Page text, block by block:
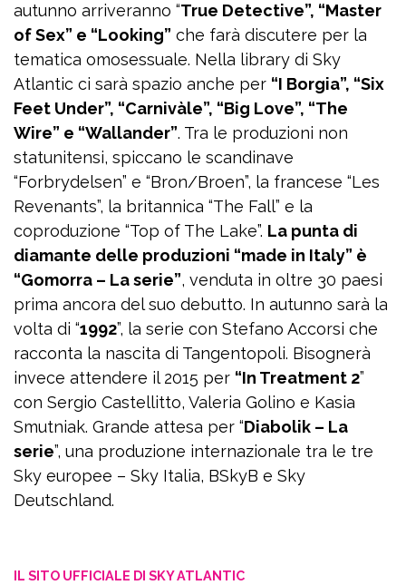
autunno arriveranno “True Detective”, “Master
of Sex” e “Looking” che farà discutere per la
tematica omosessuale. Nella library di Sky
Atlantic ci sarà spazio anche per “I Borgia”, “Six
Feet Under”, “Carnivàle”, “Big Love”, “The
Wire” e “Wallander”. Tra le produzioni non
statunitensi, spiccano le scandinave
“Forbrydelsen” e “Bron/Broen”, la francese “Les
Revenants”, la britannica “The Fall” e la
coproduzione “Top of The Lake”. La punta di
diamante delle produzioni “made in Italy” è
“Gomorra – La serie”, venduta in oltre 30 paesi
prima ancora del suo debutto. In autunno sarà la
volta di “1992”, la serie con Stefano Accorsi che
racconta la nascita di Tangentopoli. Bisognerà
invece attendere il 2015 per “In Treatment 2”
con Sergio Castellitto, Valeria Golino e Kasia
Smutniak. Grande attesa per “Diabolik – La
serie”, una produzione internazionale tra le tre
Sky europee – Sky Italia, BSkyB e Sky
Deutschland.
IL SITO UFFICIALE DI SKY ATLANTIC